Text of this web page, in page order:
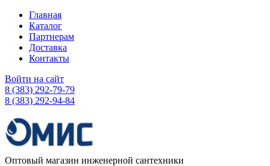
Главная
Каталог
Партнерам
Доставка
Контакты
Войти на сайт
8 (383) 292-79-79
8 (383) 292-94-84
Оптовый магазин инженерной сантехники